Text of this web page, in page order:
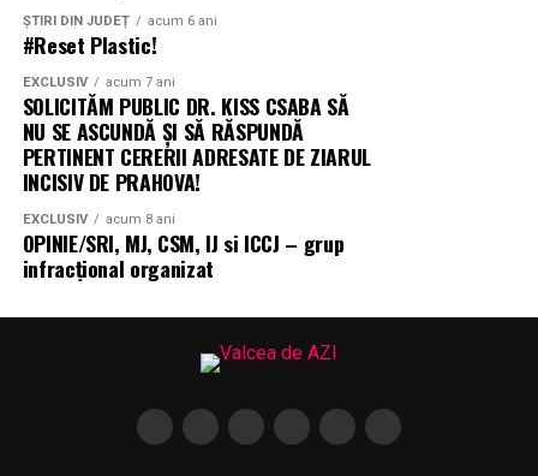
ȘTIRI DIN JUDEȚ acum 6 ani
#Reset Plastic!
EXCLUSIV acum 7 ani
SOLICITĂM PUBLIC DR. KISS CSABA SĂ
NU SE ASCUNDĂ ȘI SĂ RĂSPUNDĂ
PERTINENT CERERII ADRESATE DE ZIARUL
INCISIV DE PRAHOVA!
EXCLUSIV acum 8 ani
OPINIE/SRI, MJ, CSM, IJ si ICCJ – grup
infracțional organizat